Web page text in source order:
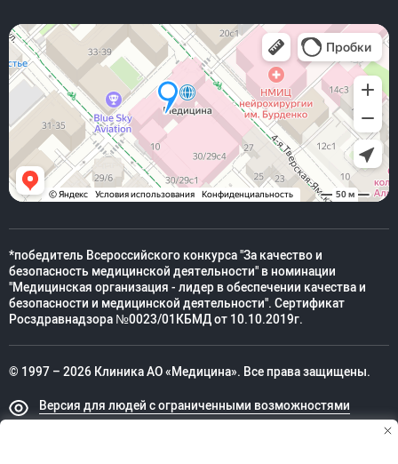
*победитель Всероссийского конкурса "За качество и
безопасность медицинской деятельности" в номинации
"Медицинская организация - лидер в обеспечении качества и
безопасности и медицинской деятельности". Сертификат
Росздравнадзора №0023/01КБМД от 10.10.2019г.
© 1997 – 2026 Клиника АО «Медицина». Все права защищены.
Версия для людей с ограниченными возможностями